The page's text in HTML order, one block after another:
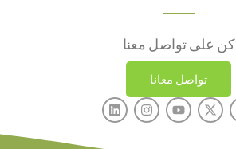
كن على تواصل معنا
تواصل معانا